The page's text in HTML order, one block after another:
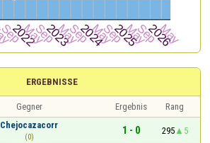
ERGEBNISSE
Gegner Ergebnis
Rang
Chejocazacorr
(0)
1 - 0 295
5